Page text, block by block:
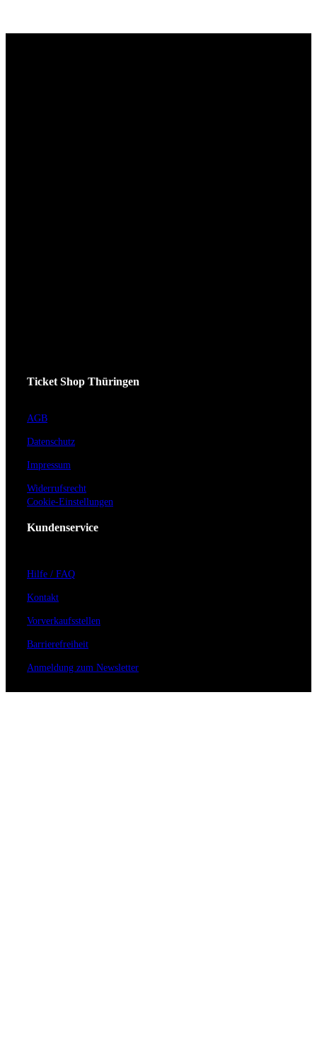
Ticket Shop Thüringen
AGB
Datenschutz
Impressum
Widerrufsrecht
Cookie-Einstellungen
Kundenservice
Hilfe / FAQ
Kontakt
Vorverkaufsstellen
Barrierefreiheit
Anmeldung zum Newsletter